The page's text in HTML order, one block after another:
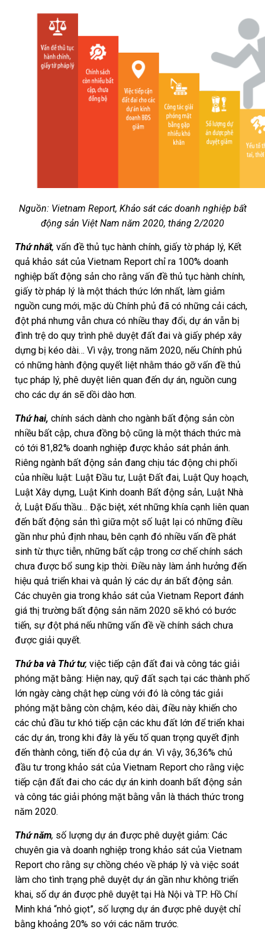
Nguồn: Vietnam Report, Khảo sát các doanh nghiệp bất
động sản Việt Nam năm 2020, tháng 2/2020
Thứ nhất, vấn đề thủ tục hành chính, giấy tờ pháp lý, Kết
quả khảo sát của Vietnam Report chỉ ra 100% doanh
nghiệp bất động sản cho rằng vấn đề thủ tục hành chính,
giấy tờ pháp lý là một thách thức lớn nhất, làm giảm
nguồn cung mới, mặc dù Chính phủ đã có những cải cách,
đột phá nhưng vẫn chưa có nhiều thay đổi, dự án vẫn bị
đình trệ do quy trình phê duyệt đất đai và giấy phép xây
dựng bị kéo dài… Vì vậy, trong năm 2020, nếu Chính phủ
có những hành động quyết liệt nhằm tháo gỡ vấn đề thủ
tục pháp lý, phê duyệt liên quan đến dự án, nguồn cung
cho các dự án sẽ dồi dào hơn.
Thứ hai, chính sách dành cho ngành bất động sản còn
nhiều bất cập, chưa đồng bộ cũng là một thách thức mà
có tới 81,82% doanh nghiệp được khảo sát phản ánh.
Riêng ngành bất động sản đang chịu tác động chi phối
của nhiều luật: Luật Đầu tư, Luật Đất đai, Luật Quy hoạch,
Luật Xây dựng, Luật Kinh doanh Bất động sản, Luật Nhà
ở, Luật Đấu thầu… Đặc biệt, xét những khía cạnh liên quan
đến bất động sản thì giữa một số luật lại có những điều
gần như phủ định nhau, bên cạnh đó nhiều vấn đề phát
sinh từ thực tiễn, những bất cập trong cơ chế chính sách
chưa được bổ sung kịp thời. Điều này làm ảnh hưởng đến
hiệu quả triển khai và quản lý các dự án bất động sản.
Các chuyên gia trong khảo sát của Vietnam Report đánh
giá thị trường bất động sản năm 2020 sẽ khó có bước
tiến, sự đột phá nếu những vấn đề về chính sách chưa
được giải quyết.
Thứ ba và Thứ tư, việc tiếp cận đất đai và công tác giải
phóng mặt bằng: Hiện nay, quỹ đất sạch tại các thành phố
lớn ngày càng chật hẹp cùng với đó là công tác giải
phóng mặt bằng còn chậm, kéo dài, điều này khiến cho
các chủ đầu tư khó tiếp cận các khu đất lớn để triển khai
các dự án, trong khi đây là yếu tố quan trọng quyết định
đến thành công, tiến độ của dự án. Vì vậy, 36,36% chủ
đầu tư trong khảo sát của Vietnam Report cho rằng việc
tiếp cận đất đai cho các dự án kinh doanh bất động sản
và công tác giải phóng mặt bằng vẫn là thách thức trong
năm 2020.
Thứ năm, số lượng dự án được phê duyệt giảm: Các
chuyên gia và doanh nghiệp trong khảo sát của Vietnam
Report cho rằng sự chồng chéo về pháp lý và việc soát
làm cho tình trạng phê duyệt dự án gần như không triển
khai, số dự án được phê duyệt tại Hà Nội và TP. Hồ Chí
Minh khá “nhỏ giọt”, số lượng dự án được phê duyệt chỉ
bằng khoảng 20% so với các năm trước.